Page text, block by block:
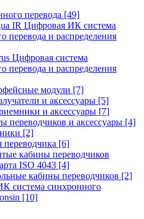
перевода [49]
IR Цифровая ИК система
перевода и распределения
Цифровая система
перевода и распределения
модули [7]
и аксессуары [5]
и аксессуары [7]
переводчиков и аксессуары [4]
[2]
[6]
кабины переводчиков
ISO 4043 [4]
кабины переводчиков [2]
система синхронного
[10]